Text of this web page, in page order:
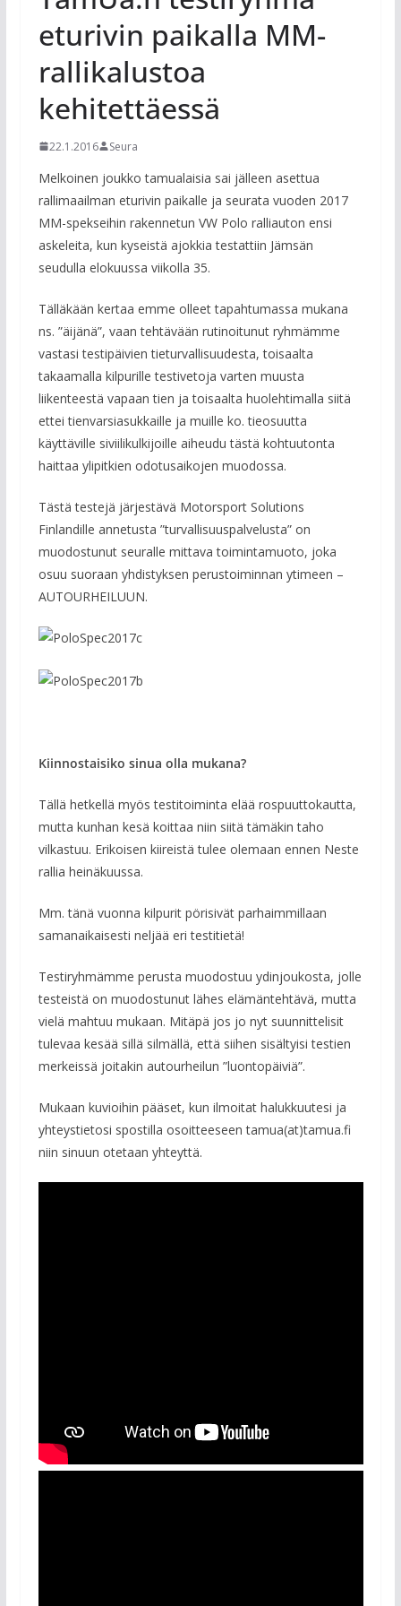
eturivin paikalla MM-
rallikalustoa
kehitettäessä
22.1.2016 Seura
Melkoinen joukko tamualaisia sai jälleen asettua
rallimaailman eturivin paikalle ja seurata vuoden 2017
MM-spekseihin rakennetun VW Polo ralliauton ensi
askeleita, kun kyseistä ajokkia testattiin Jämsän
seudulla elokuussa viikolla 35.
Tälläkään kertaa emme olleet tapahtumassa mukana
ns. ”äijänä”, vaan tehtävään rutinoitunut ryhmämme
vastasi testipäivien tieturvallisuudesta, toisaalta
takaamalla kilpurille testivetoja varten muusta
liikenteestä vapaan tien ja toisaalta huolehtimalla siitä
ettei tienvarsiasukkaille ja muille ko. tieosuutta
käyttäville siviilikulkijoille aiheudu tästä kohtuutonta
haittaa ylipitkien odotusaikojen muodossa.
Tästä testejä järjestävä Motorsport Solutions
Finlandille annetusta ”turvallisuuspalvelusta” on
muodostunut seuralle mittava toimintamuoto, joka
osuu suoraan yhdistyksen perustoiminnan ytimeen –
AUTOURHEILUUN.
Kiinnostaisiko sinua olla mukana?
Tällä hetkellä myös testitoiminta elää rospuuttokautta,
mutta kunhan kesä koittaa niin siitä tämäkin taho
vilkastuu. Erikoisen kiireistä tulee olemaan ennen Neste
rallia heinäkuussa.
Mm. tänä vuonna kilpurit pörisivät parhaimmillaan
samanaikaisesti neljää eri testitietä!
Testiryhmämme perusta muodostuu ydinjoukosta, jolle
testeistä on muodostunut lähes elämäntehtävä, mutta
vielä mahtuu mukaan. Mitäpä jos jo nyt suunnittelisit
tulevaa kesää sillä silmällä, että siihen sisältyisi testien
merkeissä joitakin autourheilun ”luontopäiviä”.
Mukaan kuvioihin pääset, kun ilmoitat halukkuutesi ja
yhteystietosi spostilla osoitteeseen tamua(at)tamua.fi
niin sinuun otetaan yhteyttä.